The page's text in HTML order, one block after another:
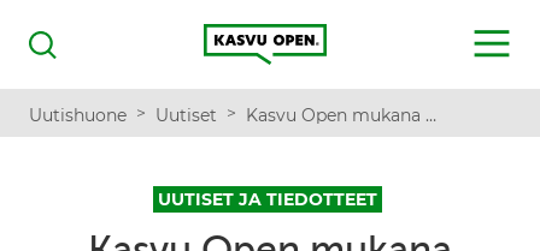
Haku
Kasvu Open
MENU
Uutishuone > Uutiset > Kasvu Open mukana Kauppalehti Kasvuntekijät -tapahtumassa 4.6.2024 Helsingissä – Tule tapaamaan toimitusjohtaja Jaana Seppälä
UUTISET JA TIEDOTTEET